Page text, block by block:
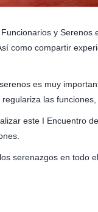
y Serenos
como compartir
es muy
las
este I Encuentro
serenazgos en todo